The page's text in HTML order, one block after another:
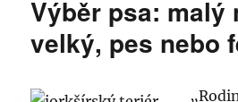
Výběr psa: malý
velký, pes nebo